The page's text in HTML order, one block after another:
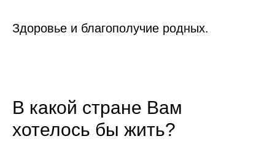
Здоровье и благополучие родных.
В какой стране Вам
хотелось бы жить?